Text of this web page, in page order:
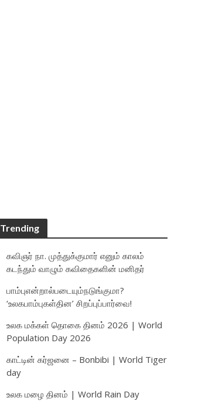
Trending
கவிஞர் நா. முத்துக்குமார் எனும் காலம்
கடந்தும் வாழும் கவிதைகளின் மனிதர்
பாம்புஎன்றால்படையும்நடுங்குமா?
‘உலகபாம்புகள்தின’ சிறப்புப்பார்வை!
உலக மக்கள் தொகை தினம் 2026 | World
Population Day 2026
காட்டின் கர்ஜனை – Bonbibi | World Tiger
day
உலக மழை தினம் | World Rain Day